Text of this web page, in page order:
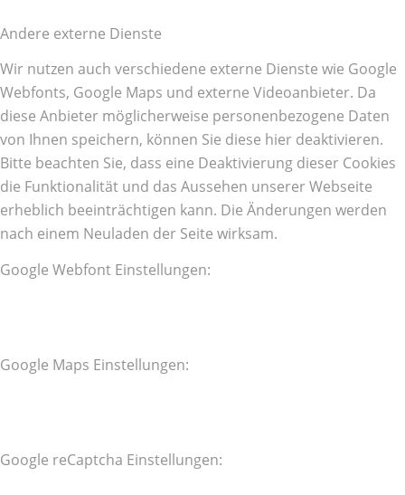
Andere externe Dienste
Wir nutzen auch verschiedene externe Dienste wie Google
Webfonts, Google Maps und externe Videoanbieter. Da
diese Anbieter möglicherweise personenbezogene Daten
von Ihnen speichern, können Sie diese hier deaktivieren.
Bitte beachten Sie, dass eine Deaktivierung dieser Cookies
die Funktionalität und das Aussehen unserer Webseite
erheblich beeinträchtigen kann. Die Änderungen werden
nach einem Neuladen der Seite wirksam.
Google Webfont Einstellungen:
Google Maps Einstellungen:
Google reCaptcha Einstellungen: